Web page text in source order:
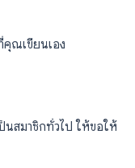
คุณเขียนเอง
สมาชิกทั่วไป ให้ขอให้